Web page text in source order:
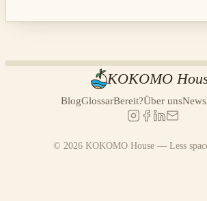
KOKOMO
BlogGlossarBereit?Über uns
© 2026 KOKOMO House — Less